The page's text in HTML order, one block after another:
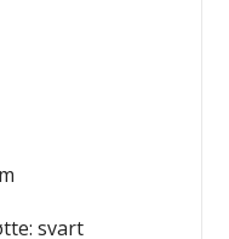
svart